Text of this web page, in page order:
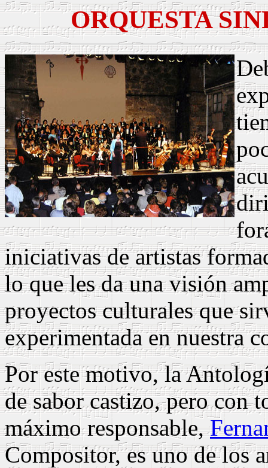
ORQUESTA
iniciativas de artistas
lo que les da una visión
proyectos culturales que
experimentada en nuestra
Por este motivo, la
de sabor castizo, pero con
máximo responsable,
Compositor, es uno de los